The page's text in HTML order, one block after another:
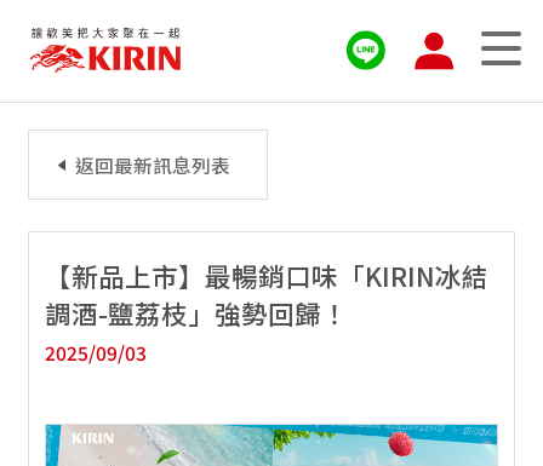
【新品上市】最暢銷口味「KIRIN冰結
調酒-鹽荔枝」強勢回歸！
2025/09/03
返回最新訊息列表